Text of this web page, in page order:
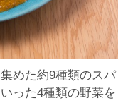
めた約9種類のスパ
った4種類の野菜を